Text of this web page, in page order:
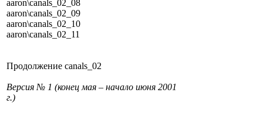
aaron\canals_02_08
aaron\canals_02_09
aaron\canals_02_10
aaron\canals_02_11
Продолжение canals_02
Версия № 1 (конец мая – начало июня 2001
г.)